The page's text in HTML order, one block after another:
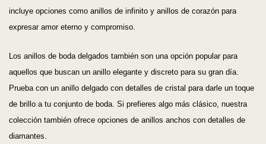
incluye opciones como anillos de infinito y anillos de corazón para
expresar amor eterno y compromiso.
Los anillos de boda delgados también son una opción popular para
aquellos que buscan un anillo elegante y discreto para su gran día.
Prueba con un anillo delgado con detalles de cristal para darle un toque
de brillo a tu conjunto de boda. Si prefieres algo más clásico, nuestra
colección también ofrece opciones de anillos anchos con detalles de
diamantes.